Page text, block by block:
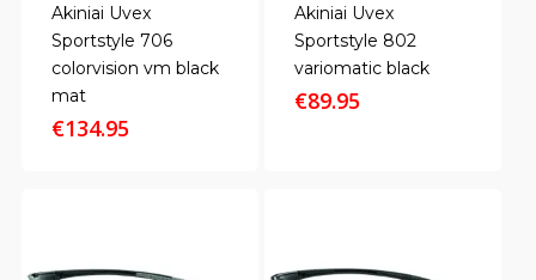
Akiniai Uvex
Sportstyle 706
colorvision vm black
mat
€134.95
Akiniai Uvex
Sportstyle 802
variomatic black
€89.95